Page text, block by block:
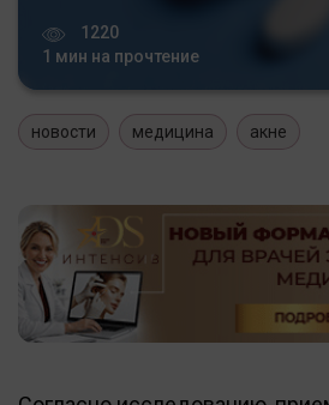
1220
1 мин на прочтение
новости медицина акне